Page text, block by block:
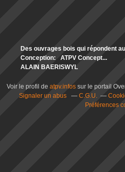
Des ouvrages bois qui répondent
Conception: ATPV Concept...
ALAIN BAERISWYL
Voir le profil de atpv.infos sur le portail
Signaler un abus
C.G.U.
Préférences